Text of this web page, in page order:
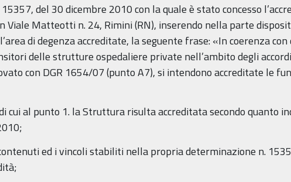
del 30 dicembre 2010 con la quale è stato concesso
Viale Matteotti n. 24, Rimini (RN), inserendo nella parte
di degenza accreditate, la seguente frase: «In coerenza
delle strutture ospedaliere private nell’ambito degli
con DGR 1654/07 (punto A7), si intendono accreditate le
cui al punto 1. la Struttura risulta accreditata secondo quanto
ed i vincoli stabiliti nella propria determinazione n.